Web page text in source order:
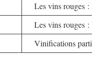
Les vins rouges
Les vins rouges
Vinifications